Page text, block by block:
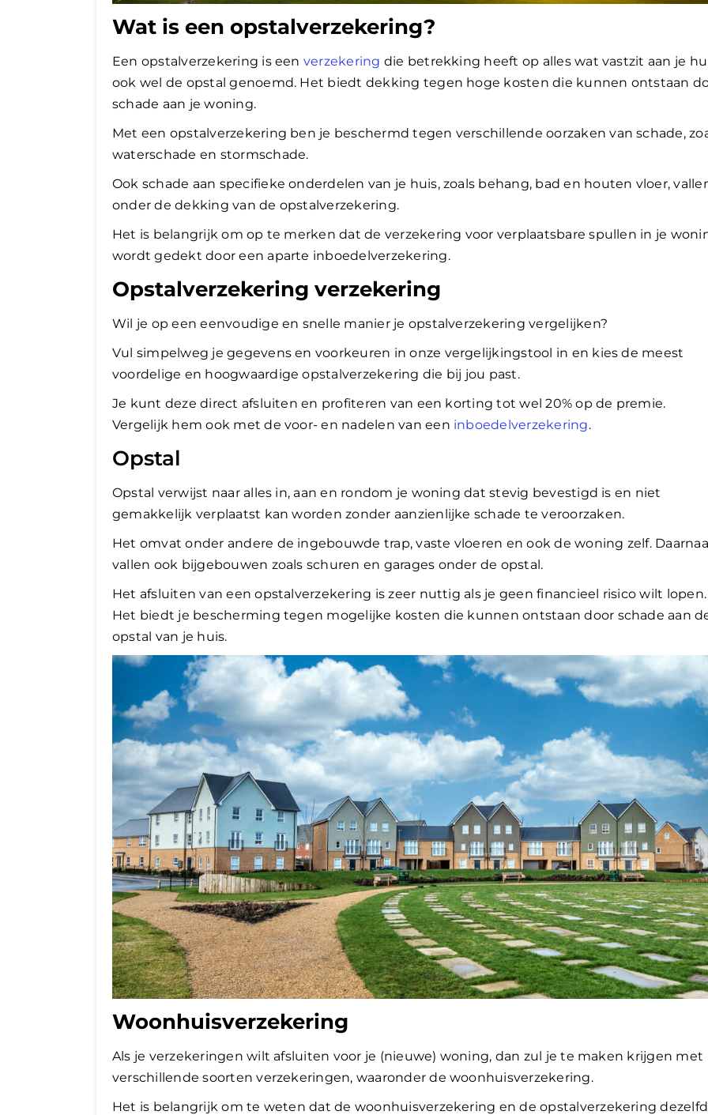
Wat is een opstalverzekering?
Een opstalverzekering is een verzekering die betrekking heeft op alles wat vastzit aan je
ook wel de opstal genoemd. Het biedt dekking tegen hoge kosten die kunnen ontstaan
schade aan je woning.
Met een opstalverzekering ben je beschermd tegen verschillende oorzaken van schade,
waterschade en stormschade.
Ook schade aan specifieke onderdelen van je huis, zoals behang, bad en houten vloer,
onder de dekking van de opstalverzekering.
Het is belangrijk om op te merken dat de verzekering voor verplaatsbare spullen in je
wordt gedekt door een aparte inboedelverzekering.
Opstalverzekering verzekering
Wil je op een eenvoudige en snelle manier je opstalverzekering vergelijken?
Vul simpelweg je gegevens en voorkeuren in onze vergelijkingstool in en kies de meest
voordelige en hoogwaardige opstalverzekering die bij jou past.
Je kunt deze direct afsluiten en profiteren van een korting tot wel 20% op de premie.
Vergelijk hem ook met de voor- en nadelen van een inboedelverzekering.
Opstal
Opstal verwijst naar alles in, aan en rondom je woning dat stevig bevestigd is en niet
gemakkelijk verplaatst kan worden zonder aanzienlijke schade te veroorzaken.
Het omvat onder andere de ingebouwde trap, vaste vloeren en ook de woning zelf.
vallen ook bijgebouwen zoals schuren en garages onder de opstal.
Het afsluiten van een opstalverzekering is zeer nuttig als je geen financieel risico wilt lopen.
Het biedt je bescherming tegen mogelijke kosten die kunnen ontstaan door schade aan
opstal van je huis.
Woonhuisverzekering
Als je verzekeringen wilt afsluiten voor je (nieuwe) woning, dan zul je te maken krijgen met
verschillende soorten verzekeringen, waaronder de woonhuisverzekering.
Het is belangrijk om te weten dat de woonhuisverzekering en de opstalverzekering